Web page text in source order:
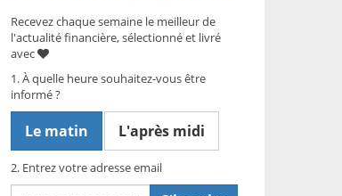
Recevez chaque semaine le meilleur de
l'actualité financière, sélectionné et livré
avec
1. À quelle heure souhaitez-vous être
informé ?
Le matin L'après midi
2. Entrez votre adresse email